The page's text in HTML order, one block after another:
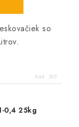
so
Kód: 305
0,4 25kg